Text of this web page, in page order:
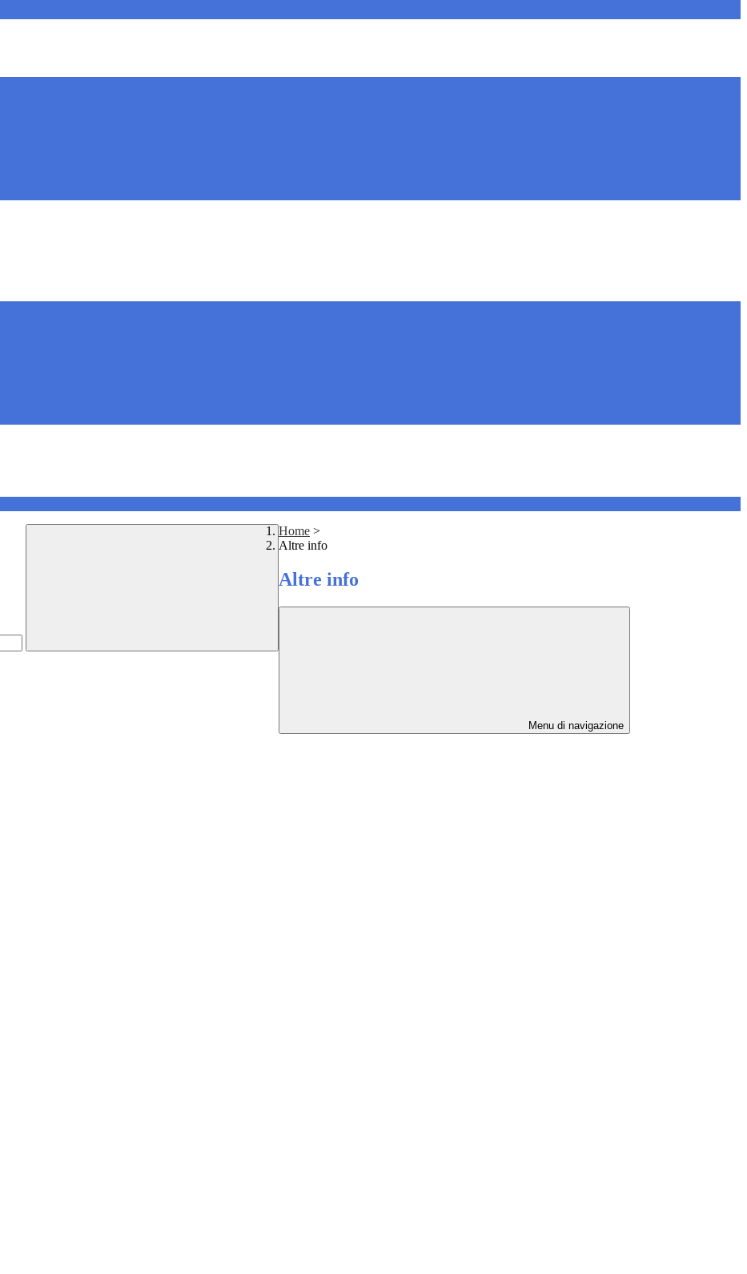
Home >
Altre info
Altre info
Menu di navigazione